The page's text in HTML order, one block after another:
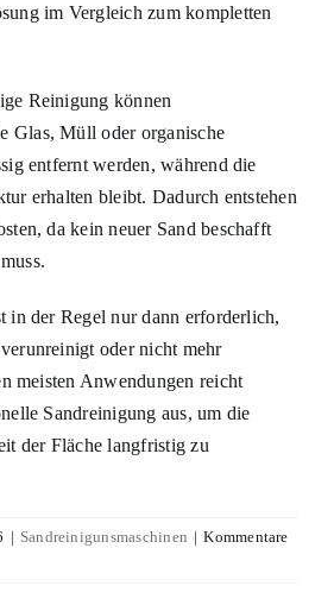
im Vergleich zum kompletten
Reinigung können
Glas, Müll oder organische
entfernt werden, während die
erhalten bleibt. Dadurch entstehen
da kein neuer Sand beschafft
in der Regel nur dann erforderlich,
oder nicht mehr
meisten Anwendungen reicht
Sandreinigung aus, um die
der Fläche langfristig zu
| Sandreinigunsmaschinen | Kommentare